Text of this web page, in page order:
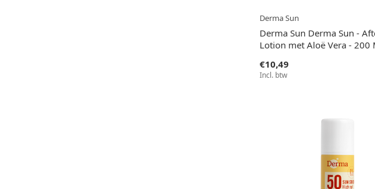
Derma Sun
Derma Sun Derma Sun -
Lotion met Aloë Vera - 200
€10,49
Incl. btw